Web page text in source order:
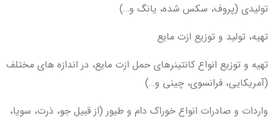
تولیدی (پروف، سکس شده، یانگ و…)
تهیه، تولید و توزیع ازت مایع
تهیه و توزیع انواع کانتینرهای حمل ازت مایع، در اندازه های مختلف
(آمریکایی، فرانسوی، چینی و…)
واردات و صادرات انواع خوراک دام و طیور (از قبیل جو، ذرت، سویا،